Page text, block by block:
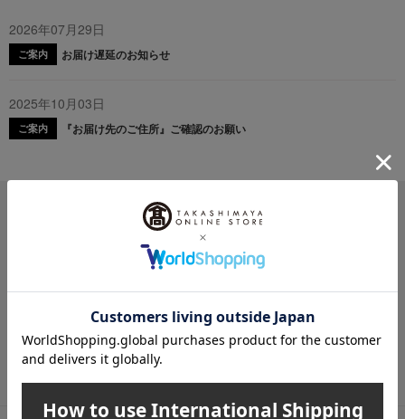
2026年07月29日
ご案内 お届け遅延のお知らせ
2025年10月03日
ご案内 『お届け先のご住所』ご確認のお願い
メールマガジン